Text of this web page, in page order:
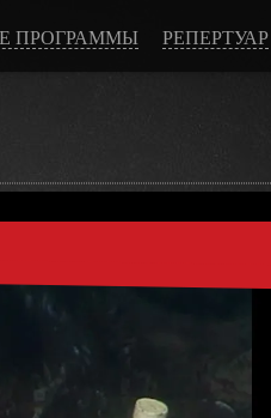
ПРОГРАММЫ РЕПЕРТУАР